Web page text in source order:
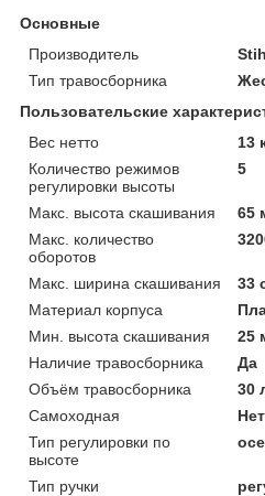
Основные
Производитель
Тип травосборника
Пользовательские
Вес нетто
13
Количество режимов
регулировки высоты
5
Макс. высота скашивания
65
Макс. количество
оборотов
Макс. ширина скашивания
33
Материал корпуса
Мин. высота скашивания
25
Наличие травосборника
Да
Объём травосборника
30
Самоходная
Нет
Тип регулировки по
высоте
Тип ручки